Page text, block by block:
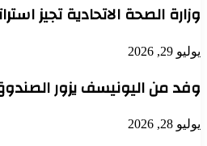
وزارة الصحة الاتحادية تجيز
يوليو 29, 2026
وفد من اليونيسف يزور
يوليو 28, 2026